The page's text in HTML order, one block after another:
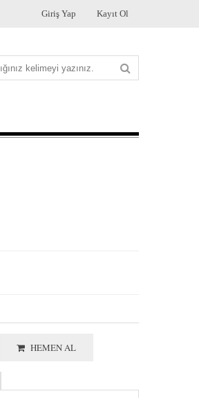
Giriş Yap Kayıt Ol
HEMEN AL